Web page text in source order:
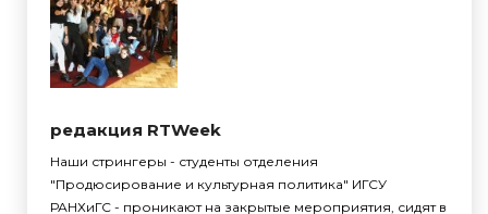
редакция RTWeek
Наши стрингеры - студенты отделения
"Продюсирование и культурная политика" ИГСУ
РАНХиГС - проникают на закрытые мероприятия, сидят в